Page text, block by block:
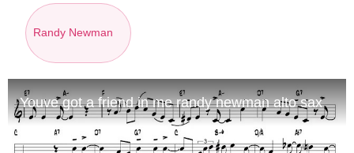
Randy Newman
Youve got a friend in me randy newman alto sax